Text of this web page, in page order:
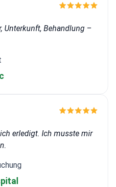
Unterkunft, Behandlung –
erledigt. Ich musste mir